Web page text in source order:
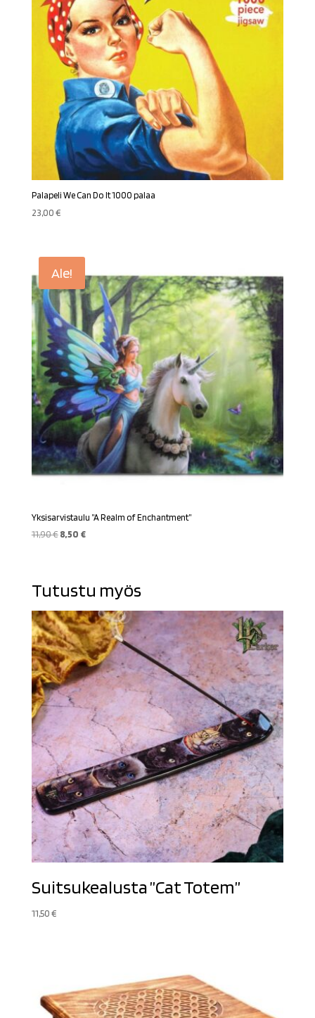
Palapeli We Can Do It 1000 palaa
23,00€
Ale!
Yksisarvistaulu ”A Realm of Enchantment”
11,90€ Alkuperäinen
8,50 €Nykyinen
Tutustu myös
Suitsukealusta ”Cat Totem”
11,50€